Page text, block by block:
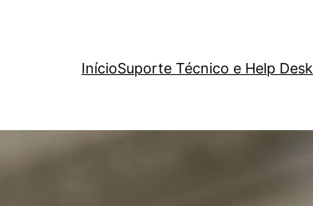
InícioSuporte Técnico e Help Desk